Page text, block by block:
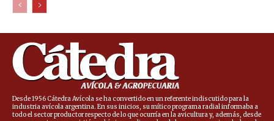
Desde 1956 Cátedra Avícola se ha convertido en un referente indiscutido para la
industria avícola argentina. En sus inicios, su mítico programa radial informaba a
todo el sector productor respecto de lo que ocurría en la avicultura y, además, desde